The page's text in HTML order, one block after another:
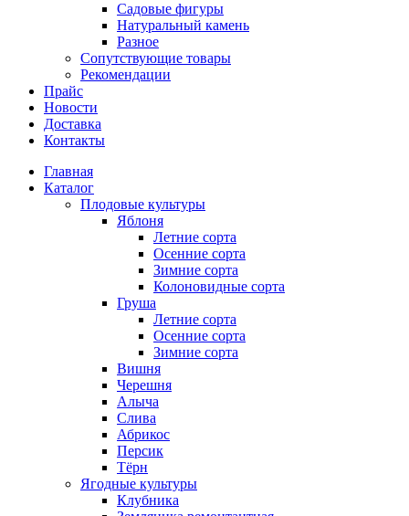
Садовые фигуры
Натуральный камень
Разное
Сопутствующие товары
Рекомендации
Прайс
Новости
Доставка
Контакты
Главная
Каталог
Плодовые культуры
Яблоня
Летние сорта
Осенние сорта
Зимние сорта
Колоновидные сорта
Груша
Летние сорта
Осенние сорта
Зимние сорта
Вишня
Черешня
Алыча
Слива
Абрикос
Персик
Тёрн
Ягодные культуры
Клубника